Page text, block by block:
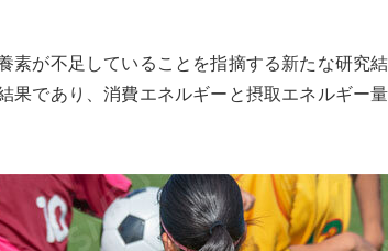
素が不足していることを指摘する新たな研究
果であり、消費エネルギーと摂取エネルギー